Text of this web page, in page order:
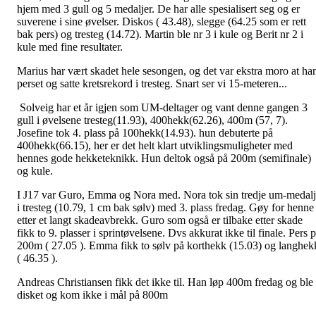
hjem med 3 gull og 5 medaljer. De har alle spesialisert seg og er
suverene i sine øvelser. Diskos ( 43.48), slegge (64.25 som er rett
bak pers) og tresteg (14.72). Martin ble nr 3 i kule og Berit nr 2 i
kule med fine resultater.
Marius har vært skadet hele sesongen, og det var ekstra moro at
perset og satte kretsrekord i tresteg. Snart ser vi 15-meteren...
Solveig har et år igjen som UM-deltager og vant denne gangen 3
gull i øvelsene tresteg(11.93), 400hekk(62.26), 400m (57, 7).
Josefine tok 4. plass på 100hekk(14.93). hun debuterte på
400hekk(66.15), her er det helt klart utviklingsmuligheter med
hennes gode hekketeknikk. Hun deltok også på 200m (semifinale)
og kule.
I J17 var Guro, Emma og Nora med. Nora tok sin tredje um-
i tresteg (10.79, 1 cm bak sølv) med 3. plass fredag. Gøy for henne
etter et langt skadeavbrekk. Guro som også er tilbake etter skade
fikk to 9. plasser i sprintøvelsene. Dvs akkurat ikke til finale. Pers
200m ( 27.05 ). Emma fikk to sølv på korthekk (15.03) og
( 46.35 ).
Andreas Christiansen fikk det ikke til. Han løp 400m fredag og ble
disket og kom ikke i mål på 800m